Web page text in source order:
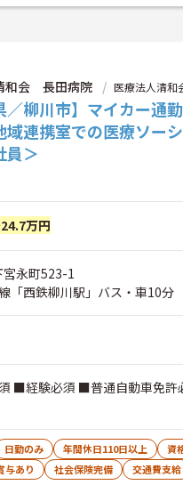
和会 長田病院 医療法人清
／柳川市】マイカー通
域連携室での医療ソー
員＞
万円
永町523-1
「西鉄柳川駅」バス・車10分
■経験必須 ■普通自動車免許
日勤のみ 年間休日110日以上
資
与あり 社会保険完備 交通費支給